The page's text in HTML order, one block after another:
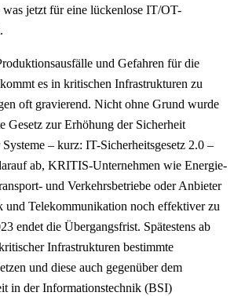
was jetzt für eine lückenlose IT/OT-
und Gefahren für die
es in kritischen Infrastrukturen zu
oft gravierend. Nicht ohne Grund wurde
Gesetz zur Erhöhung der Sicherheit
– kurz: IT-Sicherheitsgesetz 2.0 –
ab, KRITIS-Unternehmen wie Energie-
und Verkehrsbetriebe oder Anbieter
und Telekommunikation noch effektiver zu
endet die Übergangsfrist. Spätestens ab
Infrastrukturen bestimmte
und diese auch gegenüber dem
in der Informationstechnik (BSI)